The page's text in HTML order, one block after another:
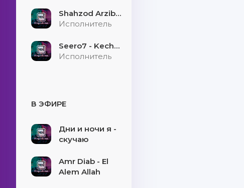
Shahzod Arzibayev - Egilmasin yigitni boshi
Исполнитель
Seero7 - Kecholmadim
Исполнитель
В ЭФИРЕ
Дни и ночи я -
скучаю
Amr Diab - El
Alem Allah